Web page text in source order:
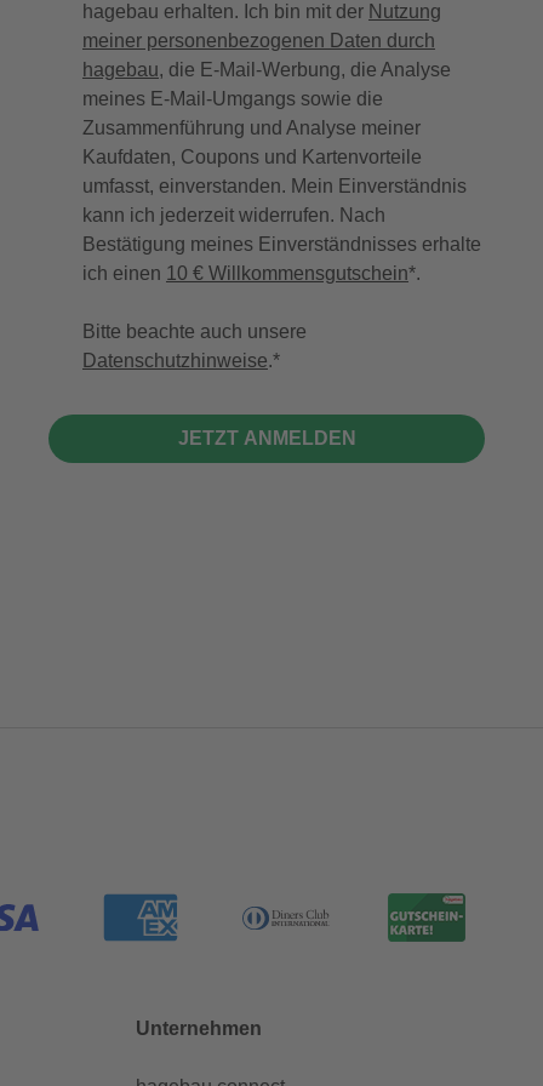
hagebau erhalten. Ich bin mit der Nutzung
meiner personenbezogenen Daten durch
hagebau, die E-Mail-Werbung, die Analyse
meines E-Mail-Umgangs sowie die
Zusammenführung und Analyse meiner
Kaufdaten, Coupons und Kartenvorteile
umfasst, einverstanden. Mein Einverständnis
kann ich jederzeit widerrufen. Nach
Bestätigung meines Einverständnisses erhalte
ich einen 10 € Willkommensgutschein*.
Bitte beachte auch unsere
Datenschutzhinweise.
JETZT ANMELDEN
Unternehmen